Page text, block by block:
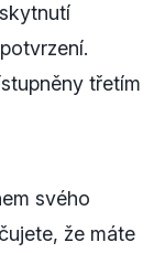
třetím
svého
že máte